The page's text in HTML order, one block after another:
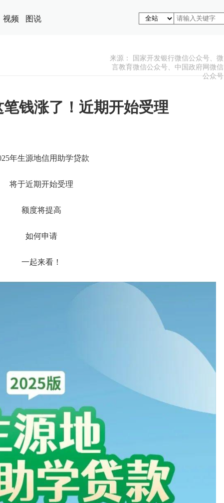
视频 图说
来源： 国家开发银行微信公众号、微
言教育微信公众号、中国政府网微信
公众号
钱涨了！近期开始受理
年生源地信用助学贷款
将于近期开始受理
额度将提高
如何申请
一起来看！